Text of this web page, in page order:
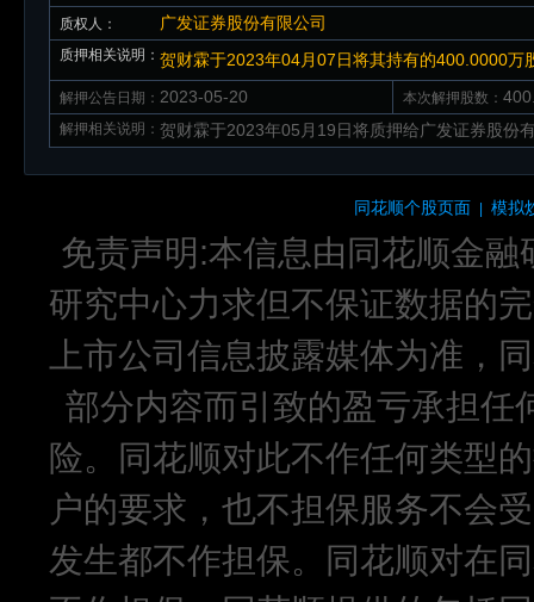
质权人： 广发证券股份有限公司
质押相关说明： 贺财霖于2023年04月07日将其持有的400.0000万
解押公告日期： 2023-05-20 本次解押股数：
解押相关说明： 贺财霖于2023年05月19日将质押给广发证券股份
同花顺个股页面 模拟
免责声明:本信息由同花顺金
研究中心力求但不保证数据的
上市公司信息披露媒体为准，
部分内容而引致的盈亏承担任
险。同花顺对此不作任何类型
户的要求，也不担保服务不会
发生都不作担保。同花顺对在